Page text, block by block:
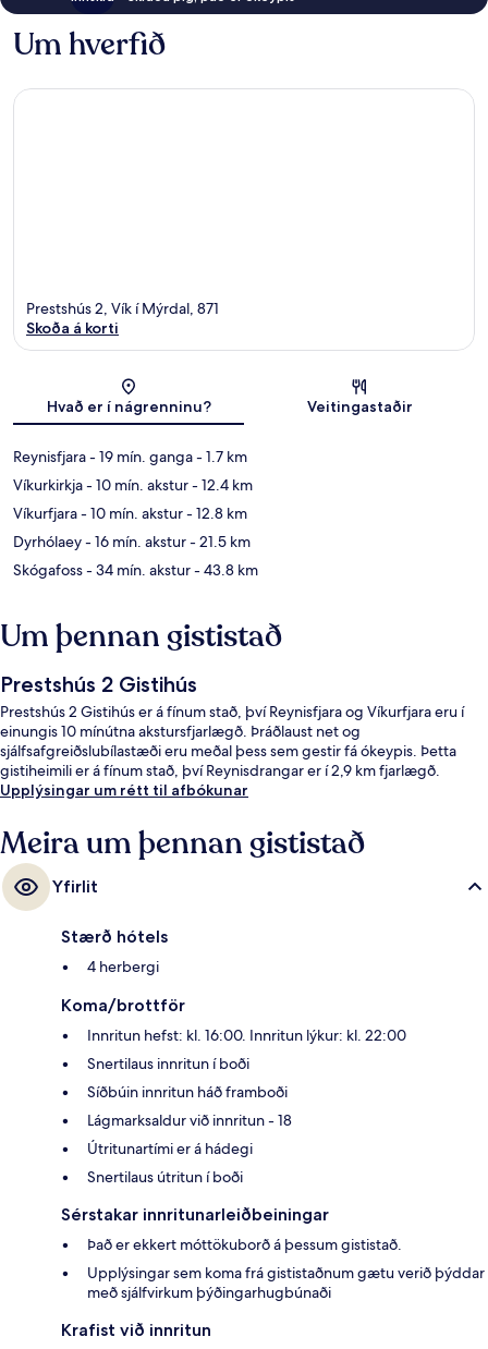
Um hverfið
Prestshús 2, Vík í Mýrdal, 871
Skoða á korti
Hvað er í nágrenninu? Veitingastaðir
Reynisfjara- 19 mín. ganga- 1.7 km
Víkurkirkja- 10 mín. akstur- 12.4 km
Víkurfjara- 10 mín. akstur- 12.8 km
Dyrhólaey- 16 mín. akstur- 21.5 km
Skógafoss- 34 mín. akstur- 43.8 km
Um þennan gististað
Prestshús 2 Gistihús
Prestshús 2 Gistihús er á fínum stað, því Reynisfjara og Víkurfjara eru í
einungis 10 mínútna akstursfjarlægð. Þráðlaust net og
sjálfsafgreiðslubílastæði eru meðal þess sem gestir fá ókeypis. Þetta
gistiheimili er á fínum stað, því Reynisdrangar er í 2,9 km fjarlægð.
Upplýsingar um rétt til afbókunar
Meira um þennan gististað
Yfirlit
Stærð hótels
4 herbergi
Koma/brottför
Innritun hefst: kl. 16:00. Innritun lýkur: kl. 22:00
Snertilaus innritun í boði
Síðbúin innritun háð framboði
Lágmarksaldur við innritun - 18
Útritunartími er á hádegi
Snertilaus útritun í boði
Sérstakar innritunarleiðbeiningar
Það er ekkert móttökuborð á þessum gististað.
Upplýsingar sem koma frá gististaðnum gætu verið þýddar
með sjálfvirkum þýðingarhugbúnaði
Krafist við innritun